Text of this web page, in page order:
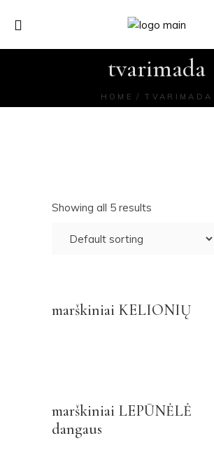
tvarimada
HOME TVARIMADA
Showing all 5 results
marškiniai KELIONIŲ
marškiniai LEPŪNĖLĖ
dangaus